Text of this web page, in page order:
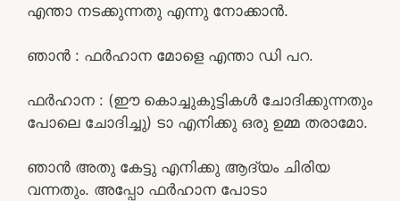
എന്താ നടക്കുന്നതു എന്നു നോക്കാൻ.
ഞാൻ : ഫർഹാന മോളെ എന്താ ഡി പറ.
ഫർഹാന : (ഈ കൊച്ചുകുട്ടികൾ ചോദിക്കുന്നതും
പോലെ ചോദിച്ചു) ടാ എനിക്കു ഒരു ഉമ്മ തരാമോ.
ഞാൻ അതു കേട്ടു എനിക്കു ആദ്യം ചിരിയ
വന്നതും. അപ്പോ ഫർഹാന പോടാ